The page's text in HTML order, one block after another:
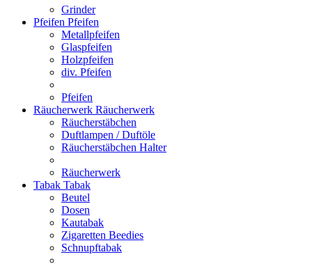
Grinder
Pfeifen Pfeifen
Metallpfeifen
Glaspfeifen
Holzpfeifen
div. Pfeifen
Pfeifen
Räucherwerk Räucherwerk
Räucherstäbchen
Duftlampen / Duftöle
Räucherstäbchen Halter
Räucherwerk
Tabak Tabak
Beutel
Dosen
Kautabak
Zigaretten Beedies
Schnupftabak